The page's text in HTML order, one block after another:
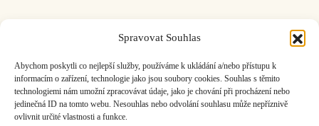
Spravovat Souhlas
Abychom poskytli co nejlepší služby, používáme k ukládání a/nebo přístupu k
informacím o zařízení, technologie jako jsou soubory cookies. Souhlas s těmito
technologiemi nám umožní zpracovávat údaje, jako je chování při procházení nebo
jedinečná ID na tomto webu. Nesouhlas nebo odvolání souhlasu může nepříznivě
ovlivnit určité vlastnosti a funkce.
ČASOPIS O JINÉ HUDBĚ | vydává Hudební informační středisko|
založeno 2001 | Kontaktujte nás:info@hisvoice.cz
©2026 HISvoice – design a admin